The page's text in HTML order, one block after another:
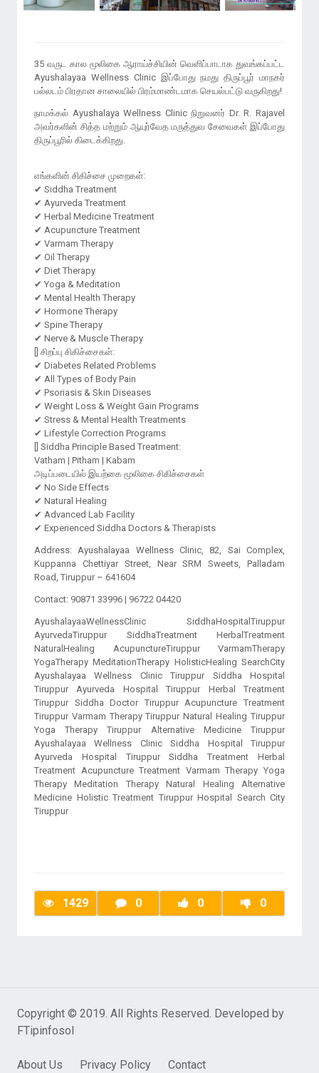
35 வருட கால மூலிகை ஆராய்ச்சியின் வெளிப்பாடாக துவங்கப்பட்ட
Ayushalayaa Wellness Clinic இப்போது நமது திருப்பூர் மாநகர்
பல்லடம் பிரதான சாலையில் பிரம்மாண்டமாக செயல்பட்டு வருகிறது!
நாமக்கல் Ayushalaya Wellness Clinic நிறுவனர் Dr. R. Rajavel
அவர்களின் சித்த மற்றும் ஆயுர்வேத மருத்துவ சேவைகள் இப்போது
திருப்பூரில் கிடைக்கிறது.
எங்களின் சிகிச்சை முறைகள்:
✔ Siddha Treatment
✔ Ayurveda Treatment
✔ Herbal Medicine Treatment
✔ Acupuncture Treatment
✔ Varmam Therapy
✔ Oil Therapy
✔ Diet Therapy
✔ Yoga & Meditation
✔ Mental Health Therapy
✔ Hormone Therapy
✔ Spine Therapy
✔ Nerve & Muscle Therapy
[] சிறப்பு சிகிச்சைகள்:
✔ Diabetes Related Problems
✔ All Types of Body Pain
✔ Psoriasis & Skin Diseases
✔ Weight Loss & Weight Gain Programs
✔ Stress & Mental Health Treatments
✔ Lifestyle Correction Programs
[] Siddha Principle Based Treatment:
Vatham | Pitham | Kabam
அடிப்படையில் இயற்கை மூலிகை சிகிச்சைகள்
✔ No Side Effects
✔ Natural Healing
✔ Advanced Lab Facility
Address: Ayushalayaa Wellness Clinic, 82, Sai Complex,
Kuppanna Chettiyar Street, Near SRM Sweets, Palladam
Road, Tiruppur – 641604
Contact: 90871 33996 | 96722 04420
AyushalayaaWellnessClinic SiddhaHospitalTiruppur
AyurvedaTiruppur SiddhaTreatment HerbalTreatment
NaturalHealing AcupunctureTiruppur VarmamTherapy
YogaTherapy MeditationTherapy HolisticHealing SearchCity
Ayushalayaa Wellness Clinic Tiruppur Siddha Hospital
Tiruppur Ayurveda Hospital Tiruppur Herbal Treatment
Tiruppur Siddha Doctor Tiruppur Acupuncture Treatment
Tiruppur Varmam Therapy Tiruppur Natural Healing Tiruppur
Yoga Therapy Tiruppur Alternative Medicine Tiruppur
Ayushalayaa Wellness Clinic Siddha Hospital Tiruppur
Ayurveda Hospital Tiruppur Siddha Treatment Herbal
Treatment Acupuncture Treatment Varmam Therapy Yoga
Therapy Meditation Therapy Natural Healing Alternative
Medicine Holistic Treatment Tiruppur Hospital Search City
Tiruppur
1429 0 0 0
Copyright © 2019. All Rights Reserved. Developed by
FTipinfosol
About Us Privacy Policy Contact